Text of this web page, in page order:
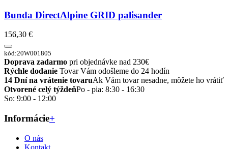
Bunda DirectAlpine GRID palisander
156,30 €
kód:20W001805
Doprava zadarmo pri objednávke nad 230€
Rýchle dodanie Tovar Vám odošleme do 24 hodín
14 Dní na vrátenie tovaruAk Vám tovar nesadne, môžete ho vrátiť
Otvorené celý týždeňPo - pia: 8:30 - 16:30
So: 9:00 - 12:00
Informácie+
O nás
Kontakt